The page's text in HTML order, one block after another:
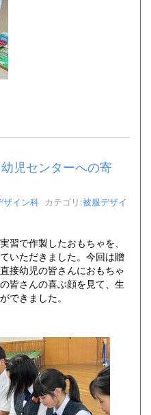
児センターへの寄
ザイン科 カテゴリ:被服デザイ
で作製したおもちゃを、
いただきました。今回は贈
接幼児の皆さんにおもちゃ
皆さんの喜ぶ顔を見て、生
できました。